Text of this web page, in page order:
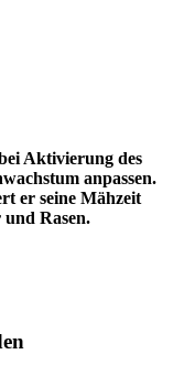
Aktivierung des
anpassen.
er seine Mähzeit
und Rasen.